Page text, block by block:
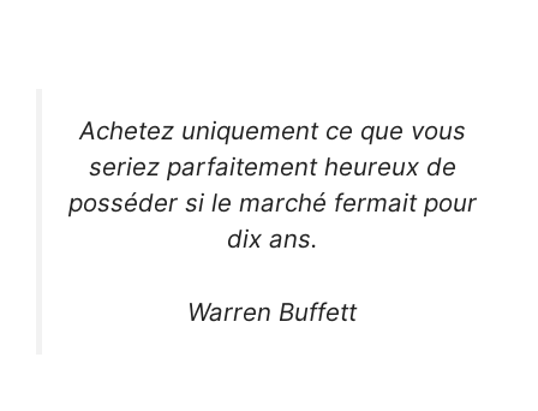
Achetez uniquement ce que vous
seriez parfaitement heureux de
posséder si le marché fermait pour
dix ans.
Warren Buffett